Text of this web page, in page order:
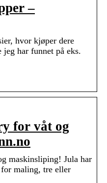
–
hvor kjøper dere
har funnet på eks.
for våt og
maskinsliping! Jula har
maling, tre eller